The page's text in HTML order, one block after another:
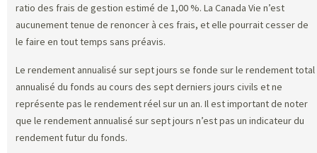
ratio des frais de gestion estimé de 1,00 %. La Canada Vie n’est
aucunement tenue de renoncer à ces frais, et elle pourrait cesser de
le faire en tout temps sans préavis.
Le rendement annualisé sur sept jours se fonde sur le rendement total
annualisé du fonds au cours des sept derniers jours civils et ne
représente pas le rendement réel sur un an. Il est important de noter
que le rendement annualisé sur sept jours n’est pas un indicateur du
rendement futur du fonds.